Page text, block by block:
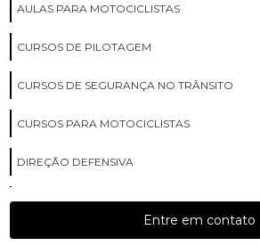
AULAS PARA MOTOCICLISTAS
CURSOS DE PILOTAGEM
CURSOS DE SEGURANÇA NO TRÂNSITO
CURSOS PARA MOTOCICLISTAS
DIREÇÃO DEFENSIVA
DIREÇÃO PREVENTIVA
ESCOLA COM AULAS PARA MOTOCICLISTAS
Entre em contato